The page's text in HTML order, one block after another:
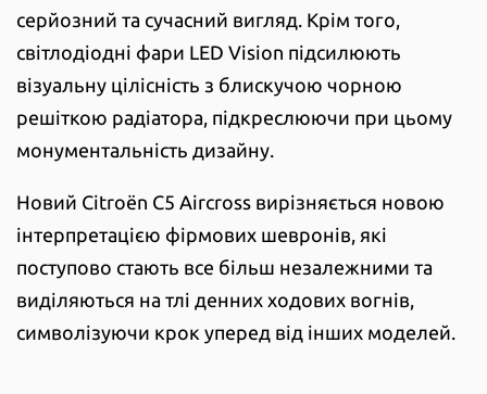
серйозний та сучасний вигляд. Крім того,
світлодіодні фари LED Vision підсилюють
візуальну цілісність з блискучою чорною
решіткою радіатора, підкреслюючи при цьому
монументальність дизайну.
Новий Citroën C5 Aircross вирізняється новою
інтерпретацією фірмових шевронів, які
поступово стають все більш незалежними та
виділяються на тлі денних ходових вогнів,
символізуючи крок уперед від інших моделей.